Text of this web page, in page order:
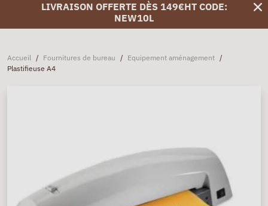
LIVRAISON OFFERTE DÈS 149€HT CODE:
NEW10L
Accueil / Fournitures de bureau / Equipement aménagement /
Plastifieuse A4